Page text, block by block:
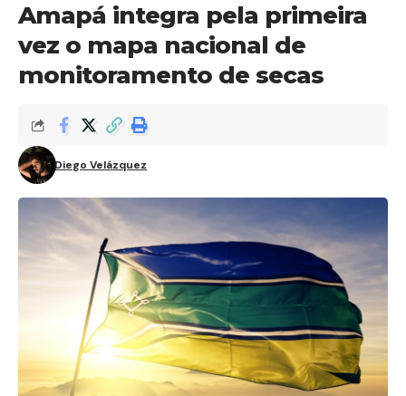
Amapá integra pela primeira
vez o mapa nacional de
monitoramento de secas
Diego Velázquez